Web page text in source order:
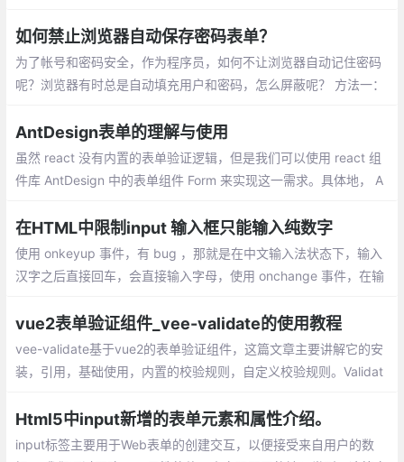
数组
如何禁止浏览器自动保存密码表单？
为了帐号和密码安全，作为程序员，如何不让浏览器自动记住密码
呢？浏览器有时总是自动填充用户和密码，怎么屏蔽呢？ 方法一：
改变输入框格式为密码框
AntDesign表单的理解与使用
虽然 react 没有内置的表单验证逻辑，但是我们可以使用 react 组
件库 AntDesign 中的表单组件 Form 来实现这一需求。具体地， A
输入控制的容器）配合使用：
在HTML中限制input 输入框只能输入纯数字
使用 onkeyup 事件，有 bug ，那就是在中文输入法状态下，输入
汉字之后直接回车，会直接输入字母，使用 onchange 事件，在输
就做出响应，使用 oninput 事件，完美的解决了以上两种问题
vue2表单验证组件_vee-validate的使用教程
vee-validate基于vue2的表单验证组件，这篇文章主要讲解它的安
装，引用，基础使用，内置的校验规则，自定义校验规则。Validat
进行调用
Html5中input新增的表单元素和属性介绍。
input标签主要用于Web表单的创建交互，以便接受来自用户的数